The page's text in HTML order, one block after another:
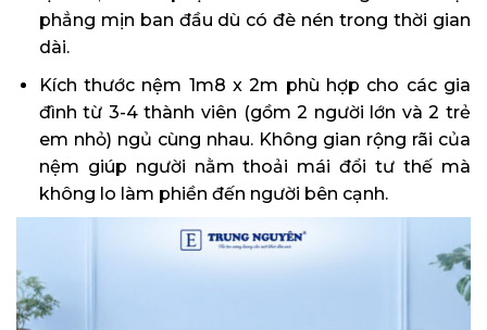
phẳng mịn ban đầu dù có đè nén trong thời gian
dài.
Kích thước nệm 1m8 x 2m phù hợp cho các gia
đình từ 3-4 thành viên (gồm 2 người lớn và 2 trẻ
em nhỏ) ngủ cùng nhau. Không gian rộng rãi của
nệm giúp người nằm thoải mái đổi tư thế mà
không lo làm phiền đến người bên cạnh.